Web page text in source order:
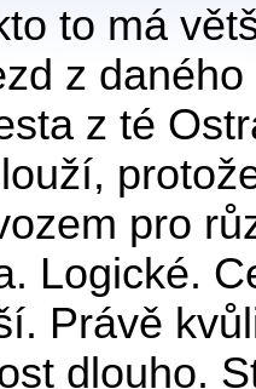
to má
z
z té
pro
Logické.
Právě
dlouho.